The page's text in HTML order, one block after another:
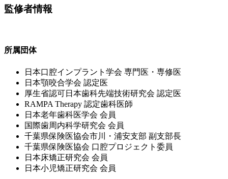
監修者情報
所属団体
⽇本⼝腔インプラント学会 専⾨医・専修医
⽇本顎咬合学会 認定医
厚⽣省認可⽇本⻭科先端技術研究会 認定医
RAMPA Therapy 認定⻭科医師
⽇本⽼年⻭科医学会 会員
国際⻭周内科学研究会 会員
千葉県保険医協会市川・浦安⽀部 副⽀部⻑
千葉県保険医協会 ⼝腔プロジェクト委員
⽇本床矯正研究会 会員
⽇本⼩児矯正研究会 会員